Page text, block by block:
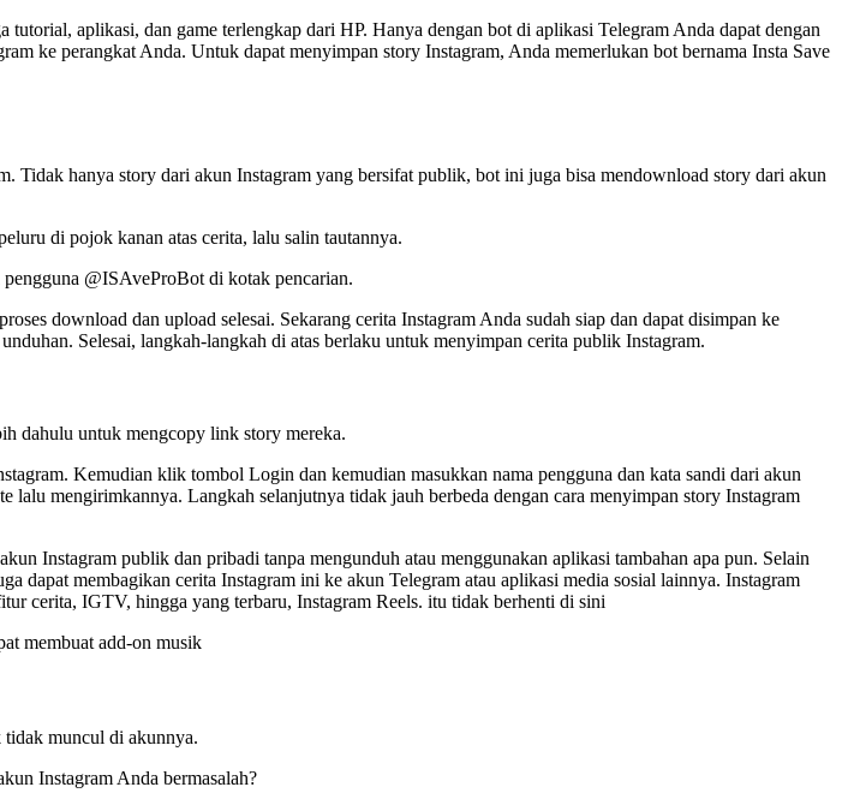
aplikasi, dan game terlengkap dari HP. Hanya dengan bot di aplikasi Telegram Anda dapat dengan
ke perangkat Anda. Untuk dapat menyimpan story Instagram, Anda memerlukan bot bernama Insta Save
Tidak hanya story dari akun Instagram yang bersifat publik, bot ini juga bisa mendownload story dari akun
di pojok kanan atas cerita, lalu salin tautannya.
@ISAveProBot di kotak pencarian.
download dan upload selesai. Sekarang cerita Instagram Anda sudah siap dan dapat disimpan ke
Selesai, langkah-langkah di atas berlaku untuk menyimpan cerita publik Instagram.
dahulu untuk mengcopy link story mereka.
Kemudian klik tombol Login dan kemudian masukkan nama pengguna dan kata sandi dari akun
mengirimkannya. Langkah selanjutnya tidak jauh berbeda dengan cara menyimpan story Instagram
Instagram publik dan pribadi tanpa mengunduh atau menggunakan aplikasi tambahan apa pun. Selain
dapat membagikan cerita Instagram ini ke akun Telegram atau aplikasi media sosial lainnya. Instagram
cerita, IGTV, hingga yang terbaru, Instagram Reels. itu tidak berhenti di sini
membuat add-on musik
tidak muncul di akunnya.
Instagram Anda bermasalah?